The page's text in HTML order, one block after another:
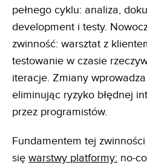
pełnego cyklu: analiza,
development i testy.
zwinność: warsztat z
testowanie w czasie
iteracje. Zmiany
eliminując ryzyko błędnej
przez programistów.
Fundamentem tej
się warstwy platformy: no-